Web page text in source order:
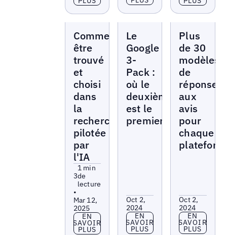
blancs
Comment
être
trouvé
et
choisi
dans
la
recherche
pilotée
par
l'IA
3
1 min
de
lecture
•
Mar 12,
2025
En savoir plus
EN
SAVOIR
PLUS
blancs
Le
Google
3-
Pack :
où le
deuxième
est le
premier
Oct 2,
2024
En savoir plus
EN
SAVOIR
PLUS
blancs
Plus
de 30
modèles
de
réponses
aux
avis
pour
chaque
Oct 2,
2024
En savoir
EN
SAVOIR
PLUS